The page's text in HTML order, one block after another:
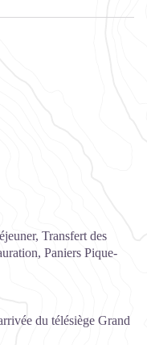
Transfert des
Paniers Pique-
du télésiège Grand